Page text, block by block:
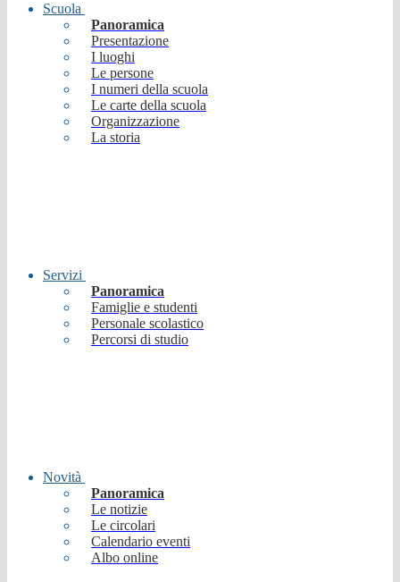
Scuola
Panoramica
Presentazione
I luoghi
Le persone
I numeri della scuola
Le carte della scuola
Organizzazione
La storia
Servizi
Panoramica
Famiglie e studenti
Personale scolastico
Percorsi di studio
Novità
Panoramica
Le notizie
Le circolari
Calendario eventi
Albo online